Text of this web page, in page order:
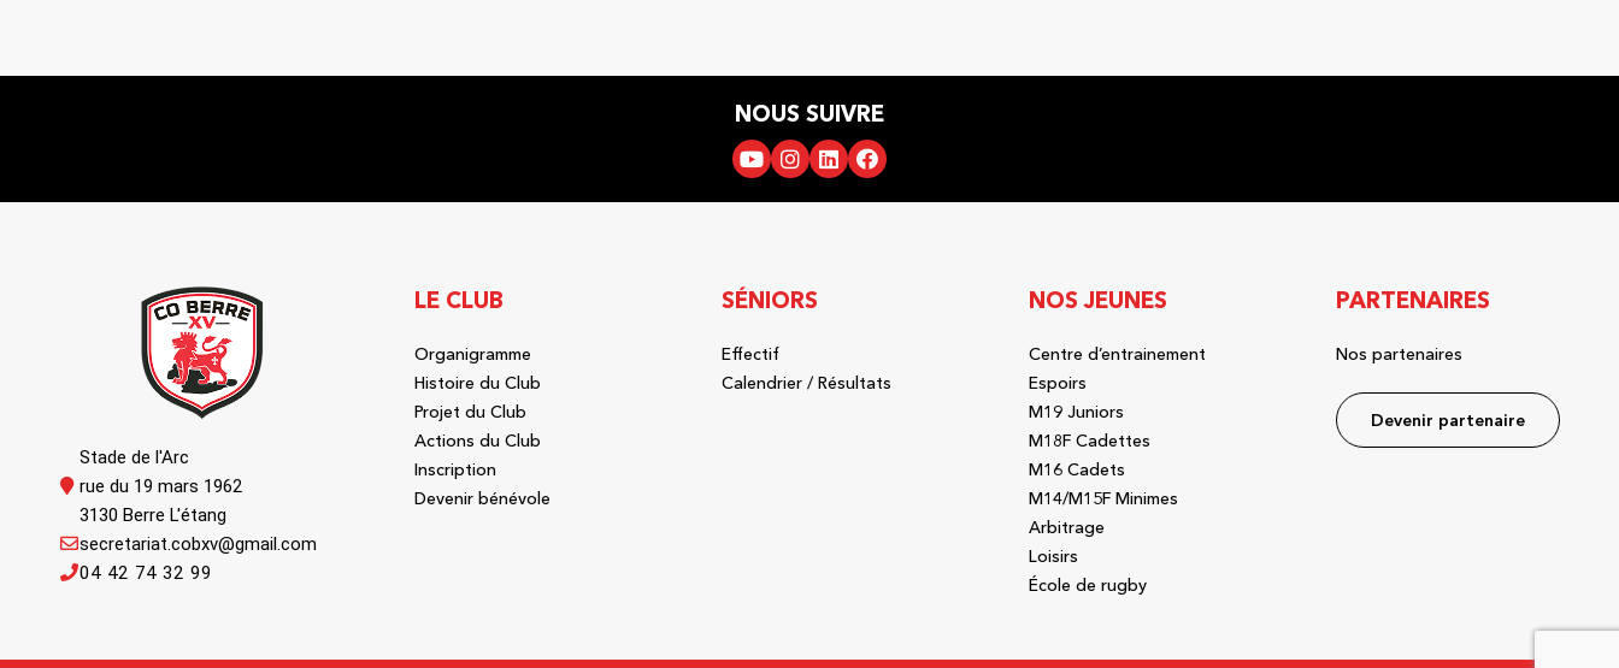
NOUS SUIVRE
Stade de l'Arc
rue du 19 mars 1962
3130 Berre L'étang
04 42 74 32 99
secretariat.cobxv@gmail.com
LE CLUB
Organigramme
Histoire du Club
Projet du Club
Actions du Club
Inscription
Devenir bénévole
SÉNIORS
Effectif
Calendrier / Résultats
NOS JEUNES
Centre d’entrainement
Espoirs
M19 Juniors
M18F Cadettes
M16 Cadets
M14/M15F Minimes
Arbitrage
Loisirs
École de rugby
PARTENAIRES
Nos partenaires
Devenir partenaire